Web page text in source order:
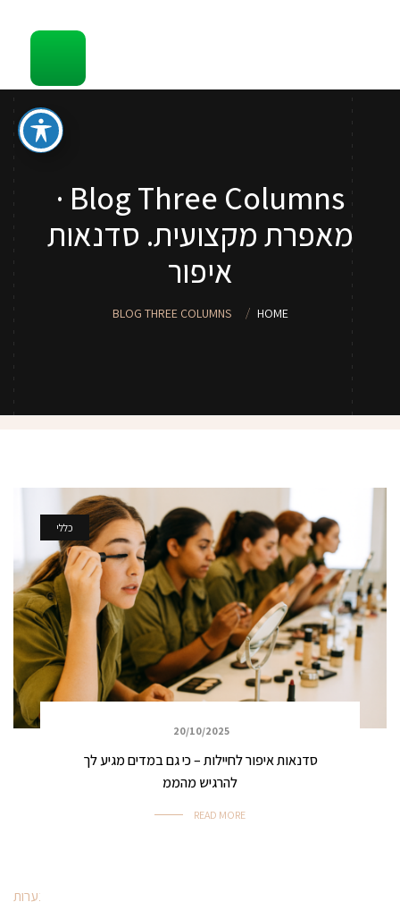
סדנאות איפור לנערות וילדות
Blog Three Columns ·
מאפרת מקצועית. סדנאות
איפור
HOME
BLOG THREE COLUMNS
כללי
20/10/2025
סדנאות איפור לחיילות – כי גם במדים מגיע לך
להרגיש מהממ
READ MORE